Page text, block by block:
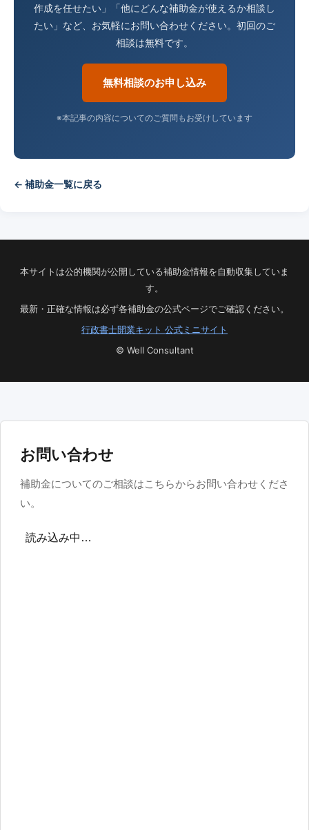
作成を任せたい」「他にどんな補助金が使えるか相談し
たい」など、お気軽にお問い合わせください。初回のご
相談は無料です。
無料相談のお申し込み
※本記事の内容についてのご質問もお受けしています
← 補助金一覧に戻る
本サイトは公的機関が公開している補助金情報を自動収集していま
す。
最新・正確な情報は必ず各補助金の公式ページでご確認ください。
行政書士開業キット 公式ミニサイト
© Well Consultant
お問い合わせ
補助金についてのご相談はこちらからお問い合わせくださ
い。